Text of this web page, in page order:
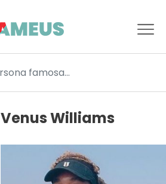
Venus Williams